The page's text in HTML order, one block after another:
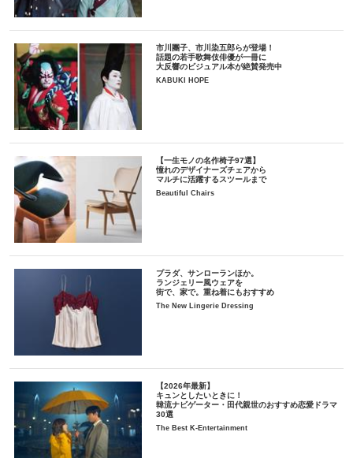
市川團子、市川染五郎らが登場！
話題の若手歌舞伎俳優が一冊に
大反響のビジュアル本が絶賛発売中
KABUKI HOPE
【一生モノの名作椅子97選】
憧れのデザイナーズチェアから
マルチに活躍するスツールまで
Beautiful Chairs
プラダ、サンローランほか。
ランジェリー風ウェアを
街で、家で。重ね着にもおすすめ
The New Lingerie Dressing
【2026年最新】
キュンとしたいときに！
韓流ナビゲーター・田代親世のおすすめ恋愛ドラマ
30選
The Best K-Entertainment